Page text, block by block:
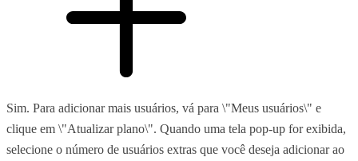
Sim. Para adicionar mais usuários, vá para \"Meus usuários\" e
clique em \"Atualizar plano\". Quando uma tela pop-up for exibida,
selecione o número de usuários extras que você deseja adicionar ao